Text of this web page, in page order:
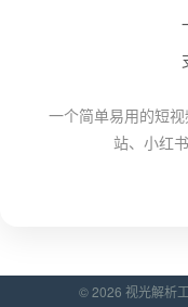
一个简单易用的短
站、小红
© 2026 视光解析工